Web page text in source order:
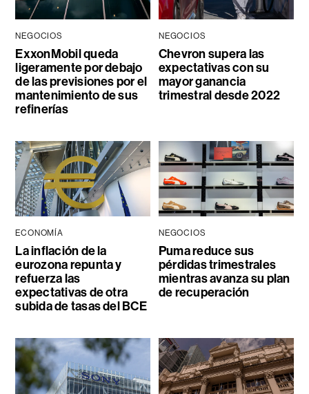
NEGOCIOS
ExxonMobil queda
ligeramente por debajo
de las previsiones por el
mantenimiento de sus
refinerías
NEGOCIOS
Chevron supera las
expectativas con su
mayor ganancia
trimestral desde 2022
ECONOMÍA
La inflación de la
eurozona repunta y
refuerza las
expectativas de otra
subida de tasas del BCE
NEGOCIOS
Puma reduce sus
pérdidas trimestrales
mientras avanza su plan
de recuperación